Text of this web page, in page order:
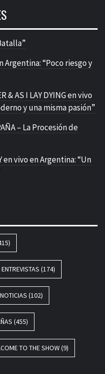
Argentina: “Poco riesgo y
& AS I LAY DYING en vivo
y una misma pasión”
– La Procesión de
en vivo en Argentina: “Un
ENTREVISTAS (174)
NOTICIAS (102)
(455)
TO THE SHOW(9)